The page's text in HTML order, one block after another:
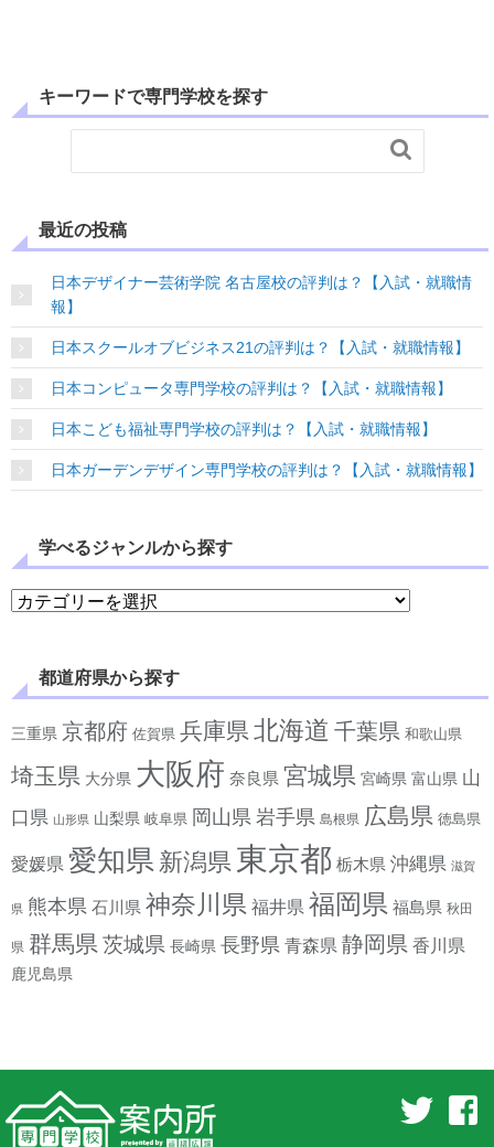
キーワードで専門学校を探す

最近の投稿
日本デザイナー芸術学院 名古屋校の評判は？【入試・就職情
報】
日本スクールオブビジネス21の評判は？【入試・就職情報】
日本コンピュータ専門学校の評判は？【入試・就職情報】
日本こども福祉専門学校の評判は？【入試・就職情報】
日本ガーデンデザイン専門学校の評判は？【入試・就職情報】
学べるジャンルから探す
学べるジャンルから探す
都道府県から探す
三重県 京都府 佐賀県 兵庫県 北海道 千葉県 和歌山県
埼玉県 大分県 大阪府 奈良県 宮城県 宮崎県 富山県 山
口県 山形県 山梨県 岐阜県 岡山県 岩手県 島根県 広島県 徳島県
愛媛県 愛知県 新潟県 東京都 栃木県 沖縄県 滋賀
県 熊本県 石川県 神奈川県 福井県 福岡県 福島県 秋田
県 群馬県 茨城県 長崎県 長野県 青森県 静岡県 香川県
鹿児島県